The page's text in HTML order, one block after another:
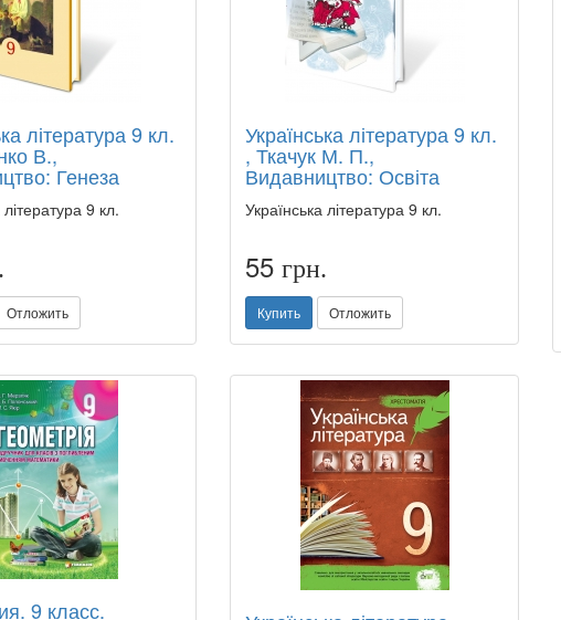
література 9 кл.
В.,
Генеза
9 кл.
Отложить
Українська література 9 кл.
, Ткачук М. П.,
Видавництво: Освіта
Українська література 9 кл.
55 грн.
Купить Отложить
9 класс.